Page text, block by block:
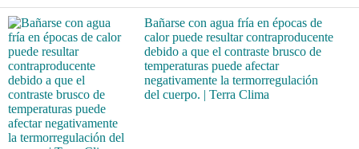
Bañarse con agua fría en épocas de
calor puede resultar contraproducente
debido a que el contraste brusco de
temperaturas puede afectar
negativamente la termorregulación
del cuerpo. | Terra Clima